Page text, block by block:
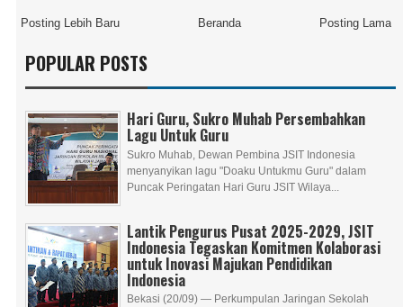
Posting Lebih Baru Posting Lama
Beranda
POPULAR POSTS
Hari Guru, Sukro Muhab Persembahkan
Lagu Untuk Guru
Sukro Muhab, Dewan Pembina JSIT Indonesia
menyanyikan lagu "Doaku Untukmu Guru" dalam
Puncak Peringatan Hari Guru JSIT Wilaya...
Lantik Pengurus Pusat 2025-2029, JSIT
Indonesia Tegaskan Komitmen Kolaborasi
untuk Inovasi Majukan Pendidikan
Indonesia
Bekasi (20/09) — Perkumpulan Jaringan Sekolah